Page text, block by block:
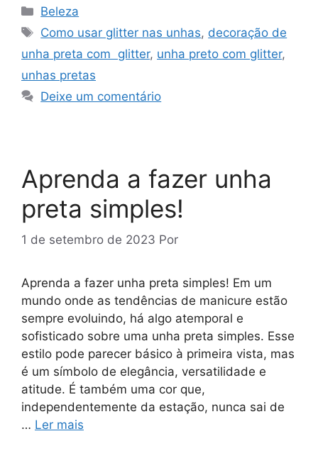
Categorias
Beleza
Tags
Como usar glitter nas unhas, decoração de
unha preta com glitter, unha preto com glitter,
unhas pretas
Deixe um comentário
Aprenda a fazer unha
preta simples!
1 de setembro de 2023 Por
Aprenda a fazer unha preta simples! Em um
mundo onde as tendências de manicure estão
sempre evoluindo, há algo atemporal e
sofisticado sobre uma unha preta simples. Esse
estilo pode parecer básico à primeira vista, mas
é um símbolo de elegância, versatilidade e
atitude. É também uma cor que,
independentemente da estação, nunca sai de
… Ler mais